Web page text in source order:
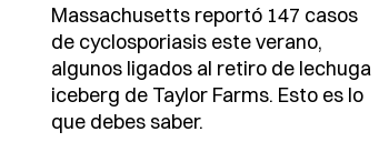
Massachusetts reportó 147 casos
de cyclosporiasis este verano,
algunos ligados al retiro de lechuga
iceberg de Taylor Farms. Esto es lo
que debes saber.